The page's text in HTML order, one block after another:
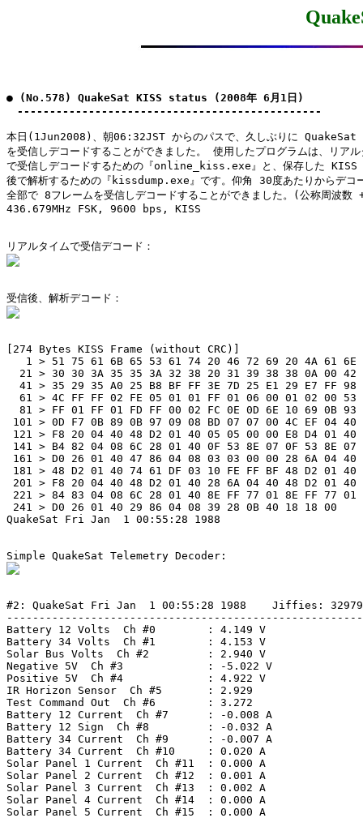
● (No.578) QuakeSat KISS status (2008年 6月1日)
-----------------------------------------------
本日(1Jun2008)、朝06:32JST からのパスで、久しぶりに
を受信しデコードすることができました。 使用したプログラムは、リアル
で受信しデコードするための『online_kiss.exe』と、保存した KISS
後で解析するための『kissdump.exe』です。仰角 30度あたりからデコ
全部で 8フレームを受信しデコードすることができました。(公称周波数
436.679MHz FSK, 9600 bps, KISS
[274 Bytes KISS Frame (without CRC)]
1 > 51 75 61 6B 65 53 61 74 20 46 72 69 20 4A 61
21 > 30 30 3A 35 35 3A 32 38 20 31 39 38 38 0A 00
41 > 35 29 35 A0 25 B8 BF FF 3E 7D 25 E1 29 E7 FF
61 > 4C FF FF 02 FE 05 01 01 FF 01 06 00 01 02 00
81 > FF 01 FF 01 FD FF 00 02 FC 0E 0D 6E 10 69 0B
101 > 0D F7 0B 89 0B 97 09 08 BD 07 07 00 4C EF 04
121 > F8 20 04 40 48 D2 01 40 05 05 00 00 E8 D4 01
141 > B4 82 04 08 6C 28 01 40 0F 53 8E 07 0F 53 8E 07
161 > D0 26 01 40 47 86 04 08 03 03 00 00 28 6A 04 40
181 > 48 D2 01 40 74 61 DF 03 10 FE FF BF 48 D2 01
201 > F8 20 04 40 48 D2 01 40 28 6A 04 40 48 D2 01
221 > 84 83 04 08 6C 28 01 40 8E FF 77 01 8E FF 77 01
241 > D0 26 01 40 29 86 04 08 39 28 0B 40 18 18 00
QuakeSat Fri Jan  1 00:55:28 1988
#2: QuakeSat Fri Jan  1 00:55:28 1988    Jiffies:
Battery 12 Volts  Ch #0        : 4.149 V
Battery 34 Volts  Ch #1        : 4.153 V
Solar Bus Volts  Ch #2         : 2.940 V
Negative 5V  Ch #3             : -5.022 V
Positive 5V  Ch #4             : 4.922 V
IR Horizon Sensor  Ch #5       : 2.929
Test Command Out  Ch #6        : 3.272
Battery 12 Current  Ch #7      : -0.008 A
Battery 12 Sign  Ch #8         : -0.032 A
Battery 34 Current  Ch #9      : -0.007 A
Battery 34 Current  Ch #10     : 0.020 A
Solar Panel 1 Current  Ch #11  : 0.000 A
Solar Panel 2 Current  Ch #12  : 0.001 A
Solar Panel 3 Current  Ch #13  : 0.002 A
Solar Panel 4 Current  Ch #14  : 0.000 A
Solar Panel 5 Current  Ch #15  : 0.000 A